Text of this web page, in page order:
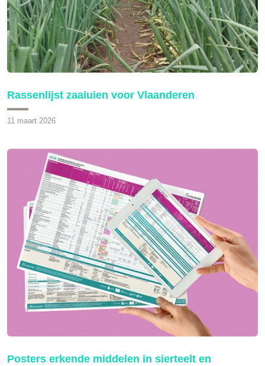
Rassenlijst zaaiuien voor Vlaanderen
11 maart 2026
Posters erkende middelen in sierteelt en